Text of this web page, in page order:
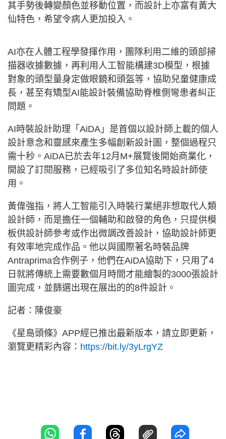
其手勢後轉變顏色並移動位置，而設計上亦富有黃大
仙特色，希望令病人更加投入。
AI亦在人體工程學發揮作用，團隊利用二維的頭部掃
描器收據數據，再利用人工智能構建3D模型，根據
對象的頭型量身定做眼鏡和頭盔等，協助兒童健康成
長，甚至有矯型AI能設計裝備協助脊椎側彎患者糾正
問題。
AI時裝設計助理「AiDA」是首個以設計師上載的個人
設計意念和靈感來產生多幅創新設計圖，整個過程只
需十秒。AiDA已於去年12月M+展覽後開始商業化，
開設了訂閱服務，已經吸引了多位知名時設計師使
用。
黃偉強指，將人工智能引入時裝行業絕非想取代人類
設計師，而是擔任一個輔助和啟發的角色，只提供模
板供設計師參考或作出微調改善設計，協助設計師更
有效率地完成作品。他以與國際著名時裝品牌
Antraprima合作例子，他們在AiDA協助下，只用了4
日就將傳統上需要數個月時間才能繪製的3000張設計
圖完成，並篩選出現在展出的的8件設計。
記者：陳俊豪
《星島頭條》APP經已推出最新版本，請立即更新，
瀏覽更精彩內容： https://bit.ly/3yLrgYZ